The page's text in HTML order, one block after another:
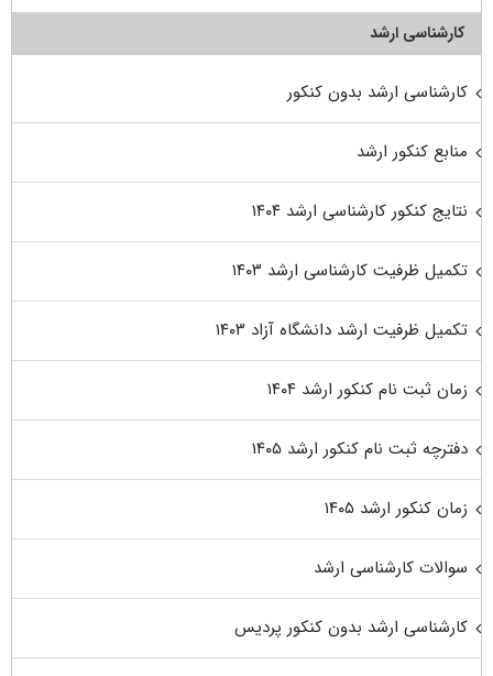
کارشناسی ارشد
کارشناسی ارشد بدون کنکور
منابع کنکور ارشد
نتایج کنکور کارشناسی ارشد ۱۴۰۴
تکمیل ظرفیت کارشناسی ارشد ۱۴۰۳
تکمیل ظرفیت ارشد دانشگاه آزاد ۱۴۰۳
زمان ثبت نام کنکور ارشد ۱۴۰۴
دفترچه ثبت نام کنکور ارشد ۱۴۰۵
زمان کنکور ارشد ۱۴۰۵
سوالات کارشناسی ارشد
کارشناسی ارشد بدون کنکور پردیس